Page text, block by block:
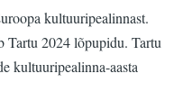
kultuuripealinnast.
Tartu 2024 lõpupidu. Tartu
kultuuripealinna-aasta